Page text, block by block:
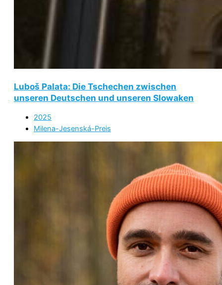
Luboš Palata: Die Tschechen zwischen
unseren Deutschen und unseren Slowaken
2025
Milena-Jesenská-Preis